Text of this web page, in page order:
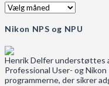
Arkiv
Nikon NPS og NPU
Henrik Delfer understøttes
Professional User- og
programmerne, der sikrer